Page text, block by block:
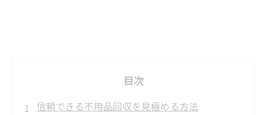
目次
信頼できる不用品回収を見極める方法